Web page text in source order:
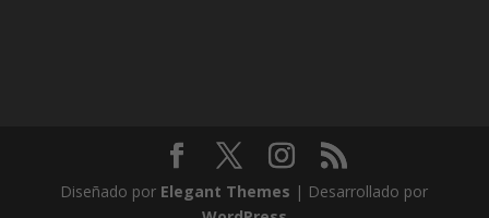
Diseñado por Elegant Themes | Desarrollado por